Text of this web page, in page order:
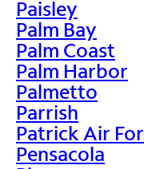
Paisley
Palm Bay
Palm Coast
Palm Harbor
Palmetto
Parrish
Patrick Air
Pensacola